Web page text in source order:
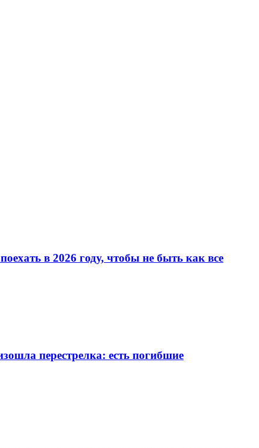
в 2026 году, чтобы не быть как все
перестрелка: есть погибшие